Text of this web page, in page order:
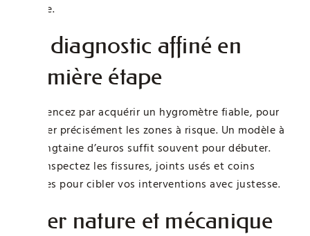
durable.
Un diagnostic affiné en
première étape
Commencez par acquérir un hygromètre fiable, pour
détecter précisément les zones à risque. Un modèle à
une vingtaine d’euros suffit souvent pour débuter.
Puis, inspectez les fissures, joints usés et coins
sombres pour cibler vos interventions avec justesse.
Allier nature et mécanique